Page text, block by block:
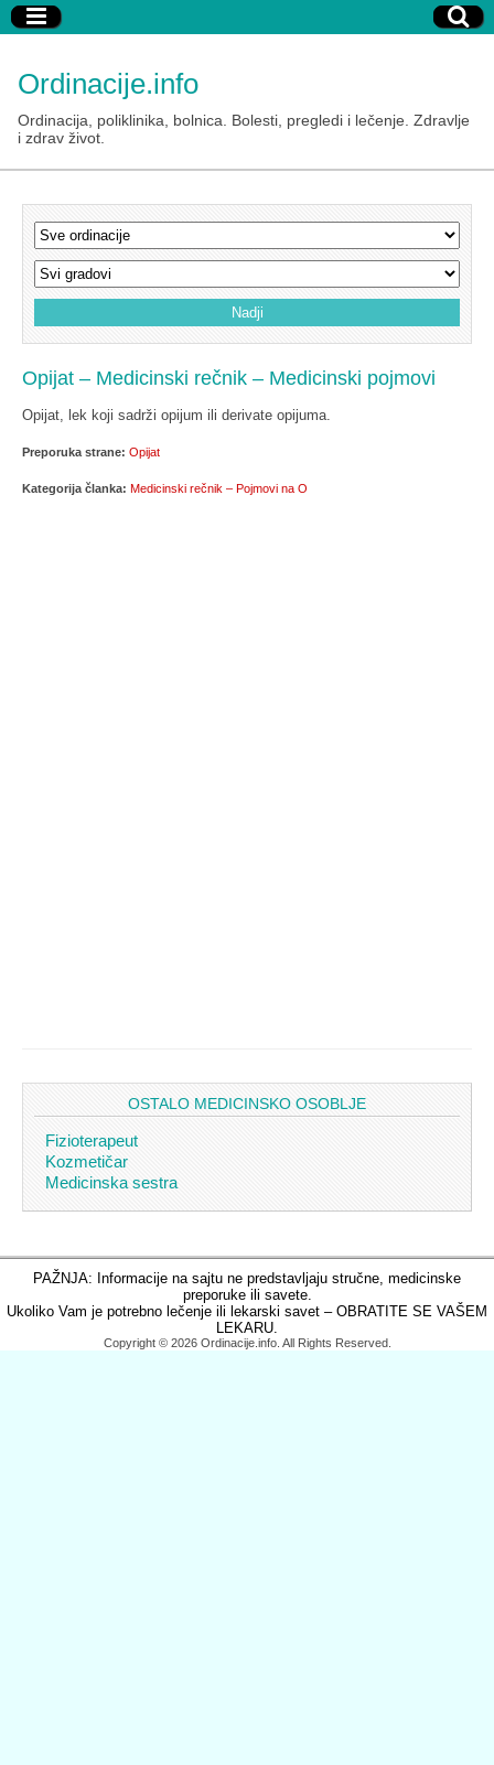
Ordinacije.info
Ordinacija, poliklinika, bolnica. Bolesti, pregledi i lečenje. Zdravlje
i zdrav život.
Opijat – Medicinski rečnik – Medicinski pojmovi
Opijat, lek koji sadrži opijum ili derivate opijuma.
Preporuka strane: Opijat
Kategorija članka: Medicinski rečnik – Pojmovi na O
OSTALO MEDICINSKO OSOBLJE
Fizioterapeut
Kozmetičar
Medicinska sestra
PAŽNJA: Informacije na sajtu ne predstavljaju stručne, medicinske
preporuke ili savete.
Ukoliko Vam je potrebno lečenje ili lekarski savet – OBRATITE SE VAŠEM
LEKARU.
Copyright © 2026 Ordinacije.info. All Rights Reserved.